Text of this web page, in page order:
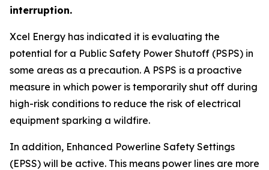
interruption.
Xcel Energy has indicated it is evaluating the
potential for a Public Safety Power Shutoff (PSPS) in
some areas as a precaution. A PSPS is a proactive
measure in which power is temporarily shut off during
high-risk conditions to reduce the risk of electrical
equipment sparking a wildfire.
In addition, Enhanced Powerline Safety Settings
(EPSS) will be active. This means power lines are more